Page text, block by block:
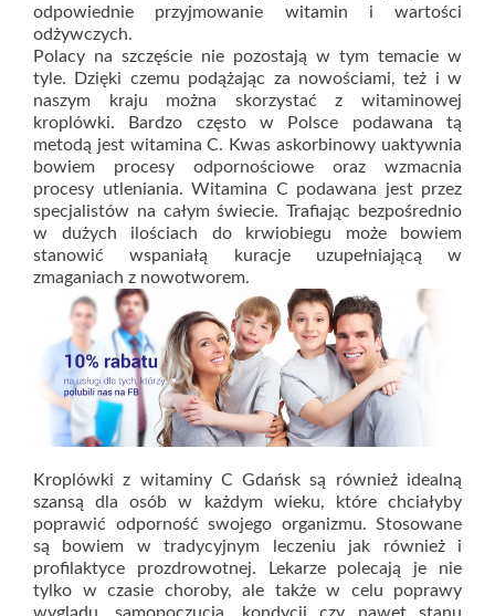
odpowiednie przyjmowanie witamin i wartości
odżywczych.
Polacy na szczęście nie pozostają w tym temacie w
tyle. Dzięki czemu podążając za nowościami, też i w
naszym kraju można skorzystać z witaminowej
kroplówki. Bardzo często w Polsce podawana tą
metodą jest witamina C. Kwas askorbinowy uaktywnia
bowiem procesy odpornościowe oraz wzmacnia
procesy utleniania. Witamina C podawana jest przez
specjalistów na całym świecie. Trafiając bezpośrednio
w dużych ilościach do krwiobiegu może bowiem
stanowić wspaniałą kuracje uzupełniającą w
zmaganiach z nowotworem.
Kroplówki z witaminy C Gdańsk są również idealną
szansą dla osób w każdym wieku, które chciałyby
poprawić odporność swojego organizmu. Stosowane
są bowiem w tradycyjnym leczeniu jak również i
profilaktyce prozdrowotnej. Lekarze polecają je nie
tylko w czasie choroby, ale także w celu poprawy
wyglądu, samopoczucia, kondycji czy nawet stanu